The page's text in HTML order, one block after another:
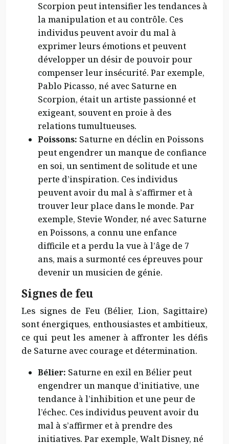
Scorpion peut intensifier les tendances à
la manipulation et au contrôle. Ces
individus peuvent avoir du mal à
exprimer leurs émotions et peuvent
développer un désir de pouvoir pour
compenser leur insécurité. Par exemple,
Pablo Picasso, né avec Saturne en
Scorpion, était un artiste passionné et
exigeant, souvent en proie à des
relations tumultueuses.
Poissons: Saturne en déclin en Poissons
peut engendrer un manque de confiance
en soi, un sentiment de solitude et une
perte d’inspiration. Ces individus
peuvent avoir du mal à s’affirmer et à
trouver leur place dans le monde. Par
exemple, Stevie Wonder, né avec Saturne
en Poissons, a connu une enfance
difficile et a perdu la vue à l’âge de 7
ans, mais a surmonté ces épreuves pour
devenir un musicien de génie.
Signes de feu
Les signes de Feu (Bélier, Lion, Sagittaire)
sont énergiques, enthousiastes et ambitieux,
ce qui peut les amener à affronter les défis
de Saturne avec courage et détermination.
Bélier: Saturne en exil en Bélier peut
engendrer un manque d’initiative, une
tendance à l’inhibition et une peur de
l’échec. Ces individus peuvent avoir du
mal à s’affirmer et à prendre des
initiatives. Par exemple, Walt Disney, né